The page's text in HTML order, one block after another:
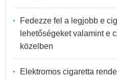
Fedezze fel a legjobb e
lehetőségeket valamint e
közelben
Elektromos cigaretta